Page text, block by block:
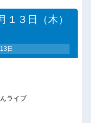
１３日（木）
日
ライブ